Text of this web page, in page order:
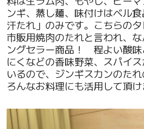
ンギ、蒸し麺、味付けはベル
汗たれ」のみです。こちらの
市販用焼肉のたれと言われ、
ングセラー商品！ 程よい酸味
にくなどの香味野菜、スパイ
いるので、ジンギスカンのた
ろんなお料理にも活用して頂け